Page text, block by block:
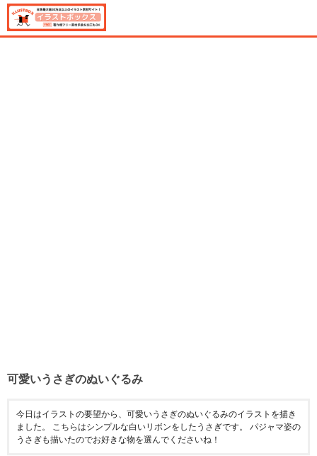
可愛いうさぎのぬいぐるみ
今日はイラストの要望から、可愛いうさぎのぬいぐるみのイラストを描き
ました。 こちらはシンプルな白いリボンをしたうさぎです。 パジャマ姿の
うさぎも描いたのでお好きな物を選んでくださいね！